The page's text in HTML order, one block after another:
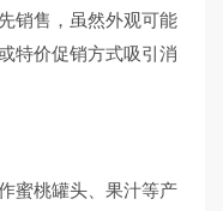
销售，虽然外观可能
特价促销方式吸引消
蜜桃罐头、果汁等产